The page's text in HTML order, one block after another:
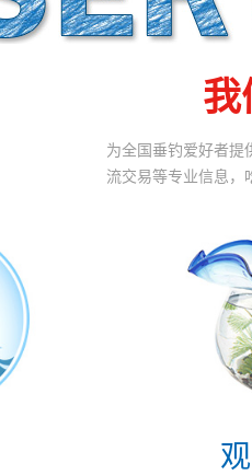
我
为全国垂钓爱好者提
流交易等专业信息，